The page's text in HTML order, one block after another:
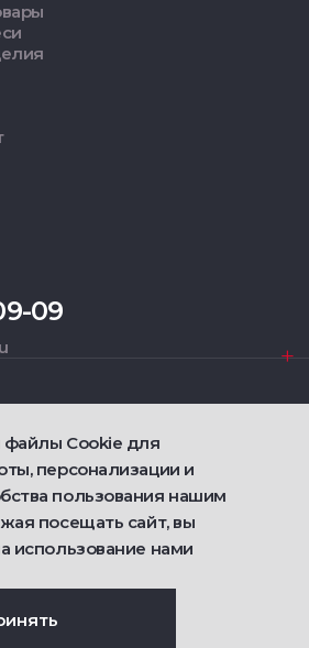
09
оферты о продаже товаров
Cookie для
персонализации и
пользования нашим
посещать сайт, вы
использование нами